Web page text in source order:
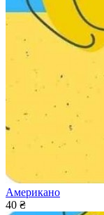
Американо
40 ₴